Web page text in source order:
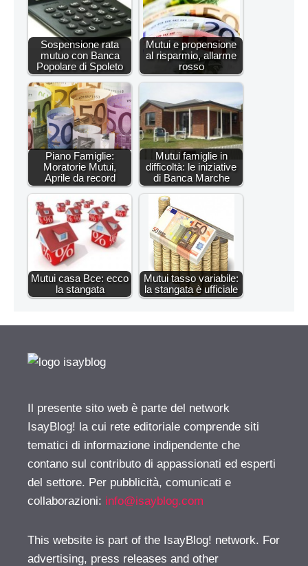
Sospensione rata
mutuo con Banca
Popolare di Spoleto
Mutui e propensione
al risparmio, allarme
rosso
Piano Famiglie:
Moratorie Mutui,
Aprile da record
Mutui famiglie in
difficoltà: le iniziative
di Banca Marche
Mutui casa Bce: ecco
la stangata
Mutui tasso variabile:
la stangata è ufficiale
Il presente sito web è parte del network
IsayBlog! la cui rete editoriale comprende siti
tematici di informazione indipendente che
contano sul contributo di appassionati ed esperti
del settore. Per pubblicità, comunicati e
collaborazioni: info@isayblog.com
This website is part of the IsayBlog! network. For
advertising, press releases and other